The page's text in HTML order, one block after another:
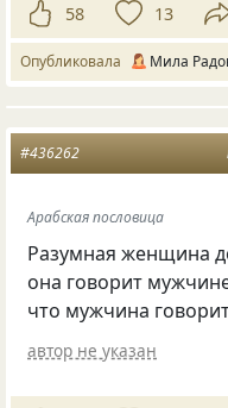
58 13
Опубликовала Мила
#436262
Арабская пословица
Разумная женщина
она говорит
что мужчина
автор не указан